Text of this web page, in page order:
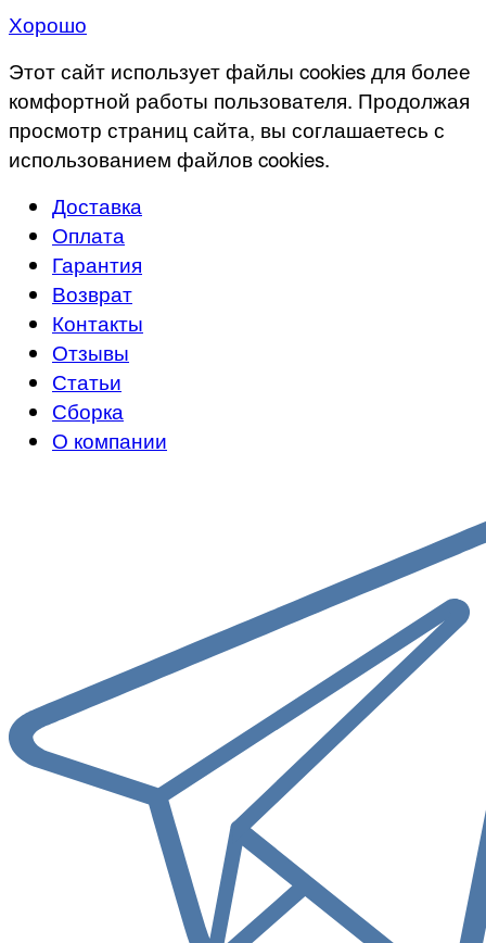
Хорошо
Этот сайт использует файлы cookies для более
комфортной работы пользователя. Продолжая
просмотр страниц сайта, вы соглашаетесь с
использованием файлов cookies.
Доставка
Оплата
Гарантия
Возврат
Контакты
Отзывы
Статьи
Сборка
О компании